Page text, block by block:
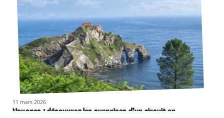
11 mars 2026
Voyages ; découvrez les surprises d’un circuit en